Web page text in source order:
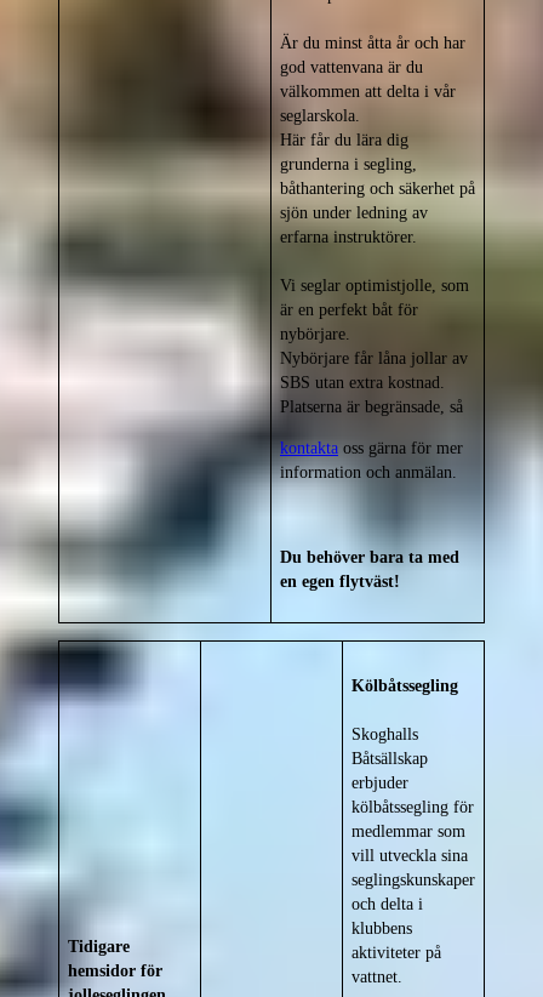
Är du minst åtta år och har
god vattenvana är du
välkommen att delta i vår
seglarskola.
Här får du lära dig
grunderna i segling,
båthantering och säkerhet på
sjön under ledning av
erfarna instruktörer.
Vi seglar optimistjolle, som
är en perfekt båt för
nybörjare.
Nybörjare får låna jollar av
SBS utan extra kostnad.
Platserna är begränsade, så
kontakta oss gärna för mer
information och anmälan.
Du behöver bara ta med
en egen flytväst!
Tidigare
hemsidor för
Kölbåtssegling
Skoghalls
Båtsällskap
erbjuder
kölbåtssegling för
medlemmar som
vill utveckla sina
seglingskunskaper
och delta i
klubbens
aktiviteter på
vattnet.